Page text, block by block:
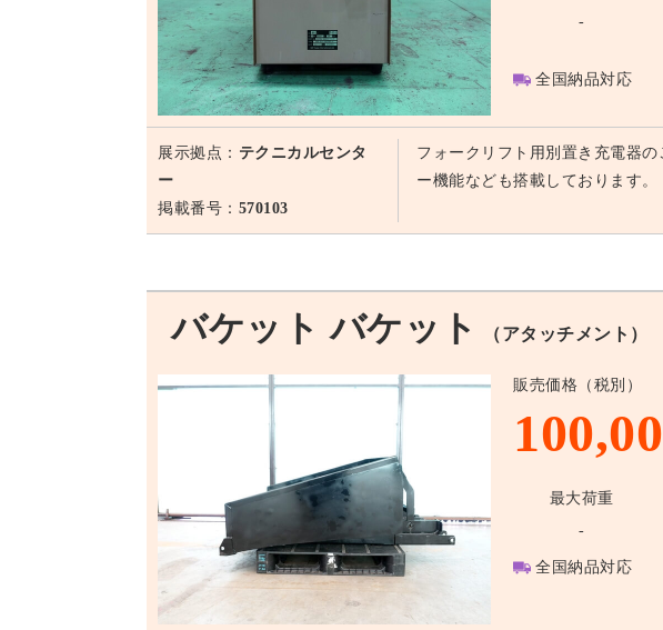
-
全国納品対応
展示拠点： テクニカルセンタ
ー
掲載番号： 570103
フォークリフト用別置き充電器
ー機能なども搭載しております。
バケット バケット （アタッチメント）
販売価格（税別）
最大荷重
-
全国納品対応